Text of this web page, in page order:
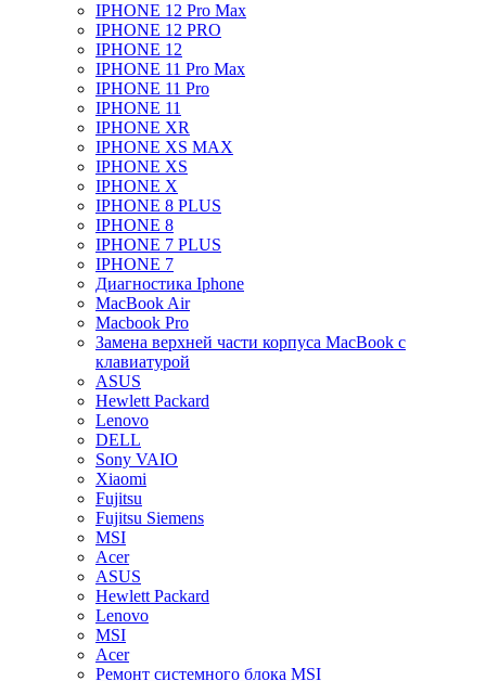
IPHONE 12 Pro Max
IPHONE 12 PRO
IPHONE 12
IPHONE 11 Pro Max
IPHONE 11 Pro
IPHONE 11
IPHONE XR
IPHONE XS MAX
IPHONE XS
IPHONE X
IPHONE 8 PLUS
IPHONE 8
IPHONE 7 PLUS
IPHONE 7
Диагностика Iphone
MacBook Air
Macbook Pro
Замена верхней части корпуса MacBook с
клавиатурой
ASUS
Hewlett Packard
Lenovo
DELL
Sony VAIO
Xiaomi
Fujitsu
Fujitsu Siemens
MSI
Acer
ASUS
Hewlett Packard
Lenovo
MSI
Acer
Ремонт системного блока MSI